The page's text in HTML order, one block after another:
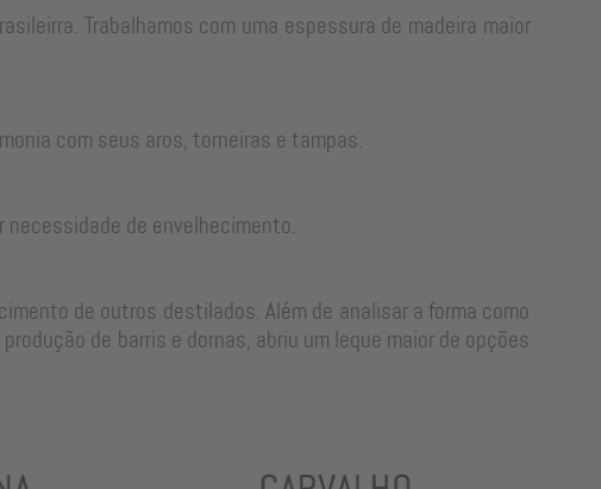
Trabalhamos com uma espessura de madeira maior
com seus aros, torneiras e tampas.
necessidade de envelhecimento.
de outros destilados. Além de analisar a forma como
de barris e dornas, abriu um leque maior de opções